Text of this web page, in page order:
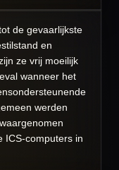
de gevaarlijkste
en
ze vrij moeilijk
wanneer het
werden
ICS-computers in